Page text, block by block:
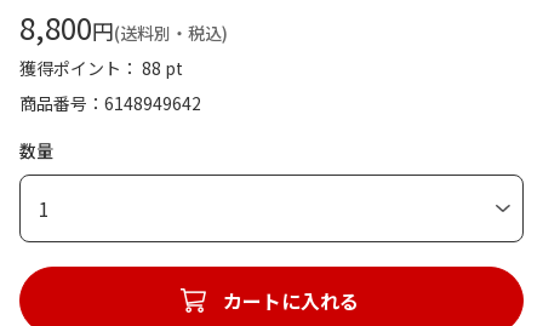
8,800円(送料別・税込)
獲得ポイント： 88 pt
商品番号
6148949642
数量
1
カートに入れる